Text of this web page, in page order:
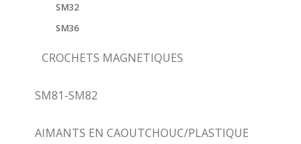
SM32
SM36
CROCHETS MAGNETIQUES
SM81-SM82
AIMANTS EN CAOUTCHOUC/PLASTIQUE